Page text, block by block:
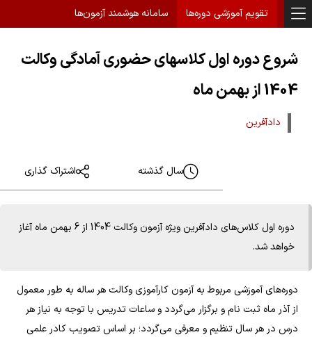
تقویم آموزشی دوره‌ها سامانه هوشمند آزمون‌ها
شروع دوره اول کلاسهای حضوری آمادگی وکالت
1404 از بهمن ماه
دادآفرین
سال گذشته اشتراک گذاری
دوره اول کلاس‌های دادآفرین ویژه آزمون وکالت 1404 از 6 بهمن ماه آغاز
خواهد شد.
دوره‌های آموزشی مربوط به آزمون کارآموزی وکالت هر ساله به طور معمول
از آذر ماه ثبت نام و برگزار می‌گردد و ساعات تدریس با توجه به نیاز هر
درس در هر سال تنظیم و معرفی می‌گردد؛ بر اساس تصویب کادر علمی